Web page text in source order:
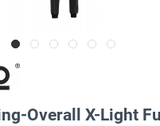
Overall X-Light